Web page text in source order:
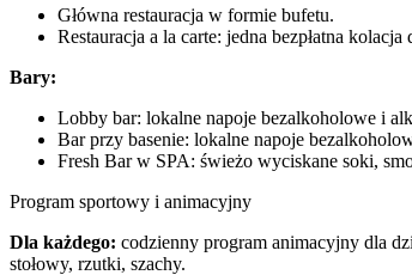
Główna restauracja w formie bufetu.
Restauracja a la carte: jedna bezpłatna
Bary:
Lobby bar: lokalne napoje bezalkoholowe i
Bar przy basenie: lokalne napoje
Fresh Bar w SPA: świeżo wyciskane soki,
Program sportowy i animacyjny
Dla każdego: codzienny program animacyjny dla
stołowy, rzutki, szachy.